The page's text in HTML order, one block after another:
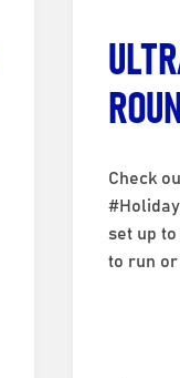
Check
set up
to run